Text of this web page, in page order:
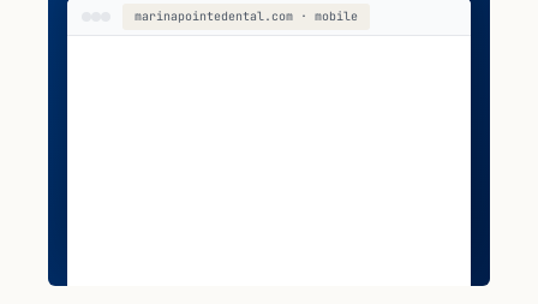
marinapointedental.com · mobile